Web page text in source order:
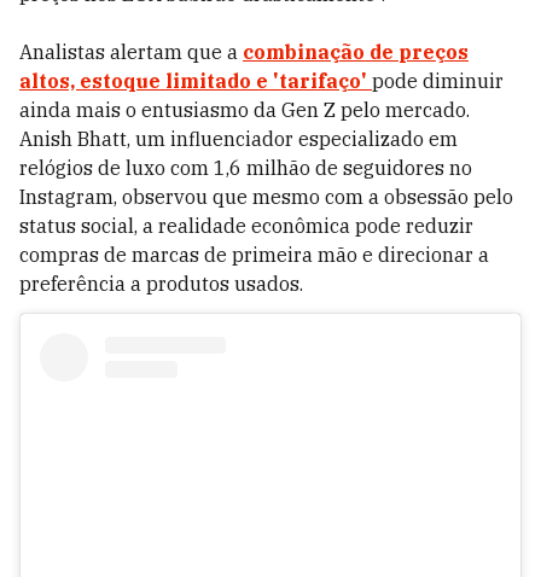
Analistas alertam que a combinação de preços
altos, estoque limitado e 'tarifaço' pode diminuir
ainda mais o entusiasmo da Gen Z pelo mercado.
Anish Bhatt, um influenciador especializado em
relógios de luxo com 1,6 milhão de seguidores no
Instagram, observou que mesmo com a obsessão pelo
status social, a realidade econômica pode reduzir
compras de marcas de primeira mão e direcionar a
preferência a produtos usados.